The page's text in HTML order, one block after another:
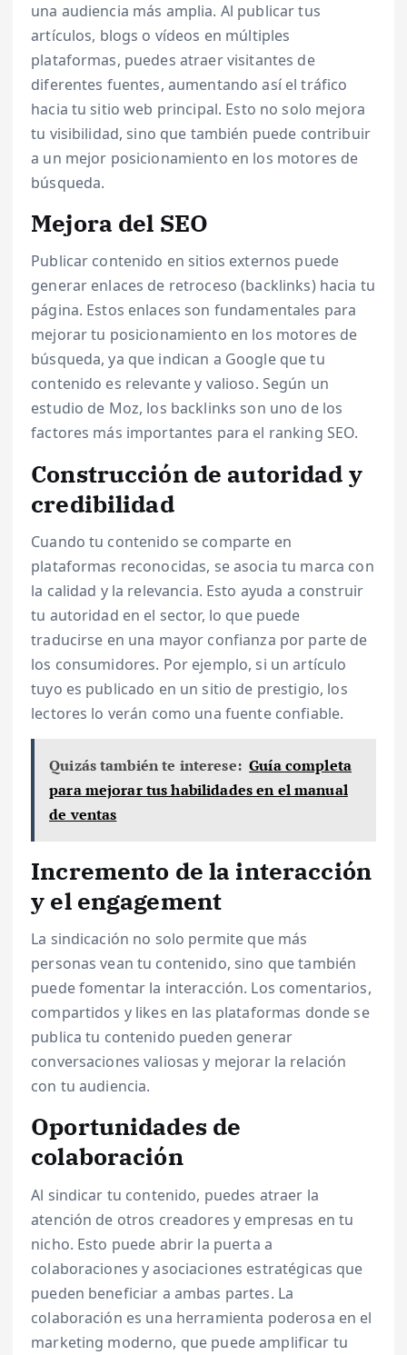
una audiencia más amplia. Al publicar tus
artículos, blogs o vídeos en múltiples
plataformas, puedes atraer visitantes de
diferentes fuentes, aumentando así el tráfico
hacia tu sitio web principal. Esto no solo mejora
tu visibilidad, sino que también puede contribuir
a un mejor posicionamiento en los motores de
búsqueda.
Mejora del SEO
Publicar contenido en sitios externos puede
generar enlaces de retroceso (backlinks) hacia tu
página. Estos enlaces son fundamentales para
mejorar tu posicionamiento en los motores de
búsqueda, ya que indican a Google que tu
contenido es relevante y valioso. Según un
estudio de Moz, los backlinks son uno de los
factores más importantes para el ranking SEO.
Construcción de autoridad y
credibilidad
Cuando tu contenido se comparte en
plataformas reconocidas, se asocia tu marca con
la calidad y la relevancia. Esto ayuda a construir
tu autoridad en el sector, lo que puede
traducirse en una mayor confianza por parte de
los consumidores. Por ejemplo, si un artículo
tuyo es publicado en un sitio de prestigio, los
lectores lo verán como una fuente confiable.
Quizás también te interese: Guía completa
para mejorar tus habilidades en el manual
de ventas
Incremento de la interacción
y el engagement
La sindicación no solo permite que más
personas vean tu contenido, sino que también
puede fomentar la interacción. Los comentarios,
compartidos y likes en las plataformas donde se
publica tu contenido pueden generar
conversaciones valiosas y mejorar la relación
con tu audiencia.
Oportunidades de
colaboración
Al sindicar tu contenido, puedes atraer la
atención de otros creadores y empresas en tu
nicho. Esto puede abrir la puerta a
colaboraciones y asociaciones estratégicas que
pueden beneficiar a ambas partes. La
colaboración es una herramienta poderosa en el
marketing moderno, que puede amplificar tu